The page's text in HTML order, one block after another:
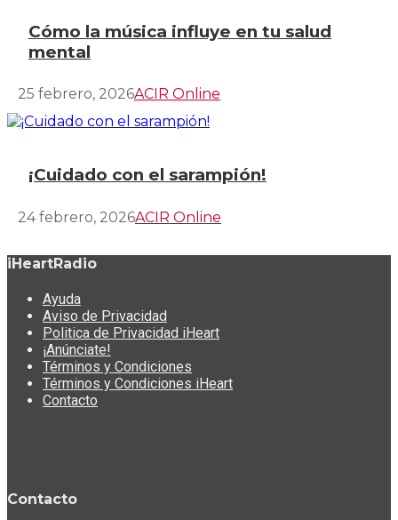
Cómo la música influye en tu salud
mental
25 febrero, 2026ACIR Online
¡Cuidado con el sarampión!
24 febrero, 2026ACIR Online
iHeartRadio
Ayuda
Aviso de Privacidad
Politica de Privacidad iHeart
¡Anúnciate!
Términos y Condiciones
Términos y Condiciones iHeart
Contacto
Contacto